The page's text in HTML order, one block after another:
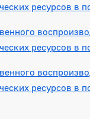
ресурсов в
ресурсов в
ресурсов в